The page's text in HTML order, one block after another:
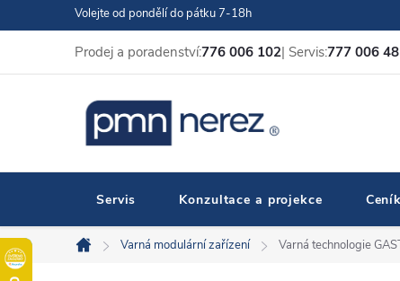
na
Volejte od pondělí do pátku 7-18h
Prodej a poradenství:776 006 102| Servis:777 006
Servis Konzultace a projekce
Domů
Varná modulární zařízení Varná technologie